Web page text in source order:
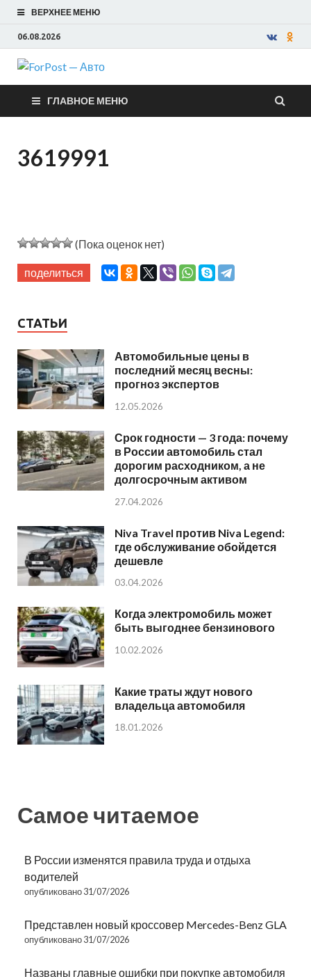
ВЕРХНЕЕ МЕНЮ
06.08.2026
ForPost —
Авто
ГЛАВНОЕ МЕНЮ
3619991
(Пока оценок нет)
поделиться
СТАТЬИ
Автомобильные цены в
последний месяц весны:
прогноз экспертов
12.05.2026
Срок годности — 3 года: почему
в России автомобиль стал
дорогим расходником, а не
долгосрочным активом
27.04.2026
Niva Travel против Niva Legend:
где обслуживание обойдется
дешевле
03.04.2026
Когда электромобиль может
быть выгоднее бензинового
10.02.2026
Какие траты ждут нового
владельца автомобиля
18.01.2026
Самое читаемое
В России изменятся правила труда и отдыха
водителей
опубликовано 31/07/2026
Представлен новый кроссовер Mercedes-Benz GLA
опубликовано 31/07/2026
Названы главные ошибки при покупке автомобиля